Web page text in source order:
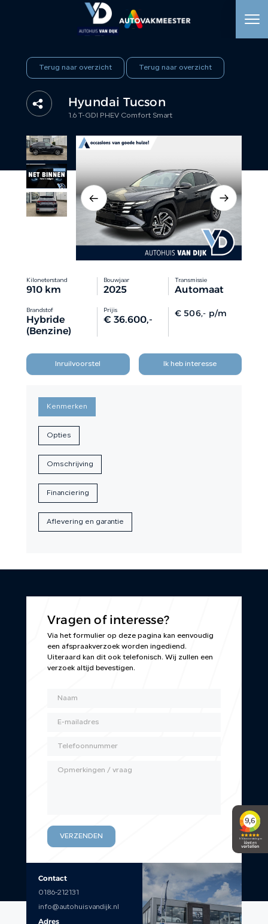
HOME
AANBOD
OVER ONS
VERKOCHT
VACATURE
CONTACT
Terug naar overzicht Terug naar overzicht
Hyundai Tucson
1.6 T-GDI PHEV Comfort Smart
Kiloneterstand
910 km
Bouwjaar
2025
Transmissie
Automaat
Brandstof
Hybride
(Benzine)
Prijis
€ 36.600,-
€ 506,- p/m
Inruilvoorstel Ik heb interesse
Kenmerken
Opties
Omschrijving
Financiering
Aflevering en garantie
Vragen of interesse?
Via het formulier op deze pagina kan eenvoudig
een afspraakverzoek worden ingediend.
Uiteraard kan dit ook telefonisch. Wij zullen een
verzoek altijd bevestigen.
VERZENDEN
Contact
0186-212131
info@autohuisvandijk.nl
Adres